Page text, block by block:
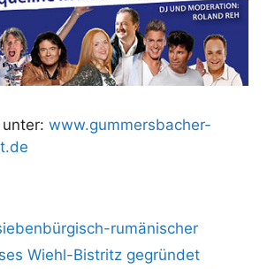
www.gummersbacher-
rumänischer
Wiehl-Bistritz gegründet